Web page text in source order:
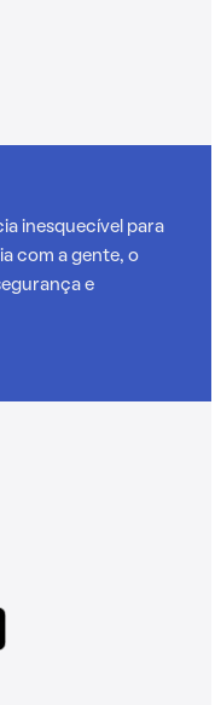
inesquecível para
com a gente, o
e